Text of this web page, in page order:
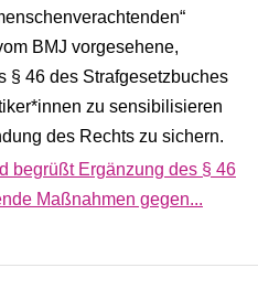
BMJ vorgesehene,
§ 46 des Strafgesetzbuches
zu sensibilisieren
des Rechts zu sichern.
begrüßt Ergänzung des § 46
Maßnahmen gegen...